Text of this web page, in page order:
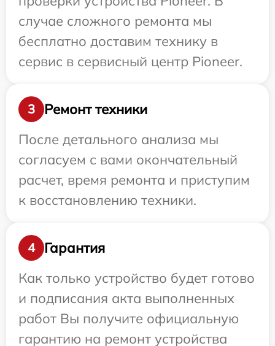
случае сложного ремонта мы
бесплатно доставим технику в
сервис в сервисный центр Pioneer.
3
Ремонт техники
После детального анализа мы
согласуем с вами окончательный
расчет, время ремонта и приступим
к восстановлению техники.
4
Гарантия
Как только устройство будет готово
и подписания акта выполненных
работ Вы получите официальную
гарантию на ремонт устройства